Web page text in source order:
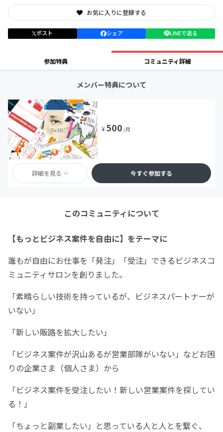
お気に入りに登録する
ポスト シェア LINEで送る
参加特典 コミュニティ詳細
メンバー特典について
¥500 /月
詳細を見る 今すぐ参加する
このコミュニティについて
【もっとビジネス案件を自由に】をテーマに
誰もが自由にお仕事を「発注」「受注」できるビジネスコ
ミュニティサロンを創りました。
「素晴らしい技術を持っているが、ビジネスパートナーが
いない」
「新しい販路を拡大したい」
「ビジネス案件が沢山あるが営業部隊がいない」などお困
りの企業さま（個人さま）から
「ビジネス案件を受注したい！新しい営業案件を探してい
る！」
「ちょっと副業したい」と思っている人と人とを繋ぐ、